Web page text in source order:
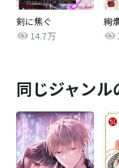
剣に焦ぐ
14.7万
同じジャン